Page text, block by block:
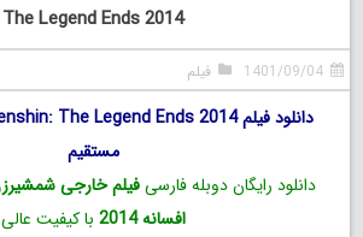
The Legend Ends 2014
1401/09/04 فیلم
مستقیم
دانلود رایگان دوبله فارسی
افسانه 2014
با کیفیت عالی